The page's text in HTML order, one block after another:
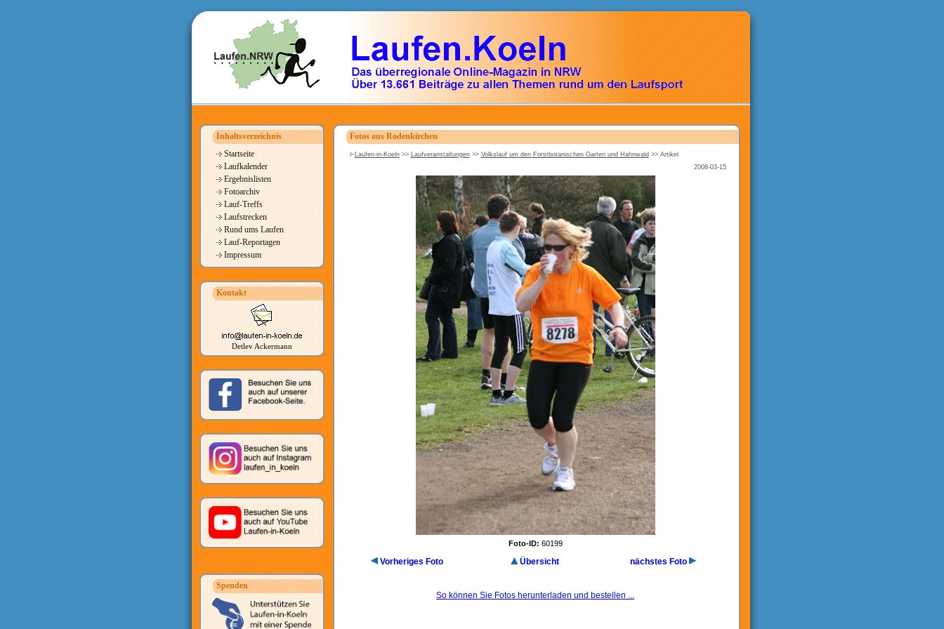
Inhaltsverzeichnis
Startseite
Laufkalender
Ergebnislisten
Fotoarchiv
Lauf-Treffs
Laufstrecken
Rund ums Laufen
Lauf-Reportagen
Impressum
Kontakt
Detlev Ackermann
Spenden
Fotos aus Rodenkirchen
Laufen-in-Koeln>> Laufveranstaltungen>> Volkslauf um den Forstbotanischen Garten und Hahnwald >> Artikel
2008-03-15
Foto-ID: 60199
Vorheriges Foto Übersicht nächstes Foto
So können Sie Fotos herunterladen und bestellen ...